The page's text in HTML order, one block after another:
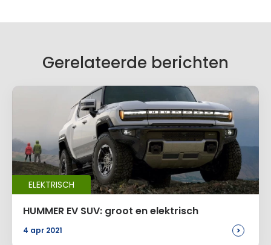
Je e-mailadres wordt niet gepubliceerd.
Naam*
E-mail*
Gerelateerde berichten
ELEKTRISCH
HUMMER EV SUV: groot en elektrisch
4 apr 2021 >